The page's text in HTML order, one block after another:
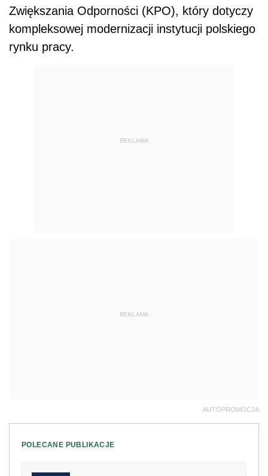
Zwiększania Odporności (KPO), który dotyczy
kompleksowej modernizacji instytucji polskiego
rynku pracy.
REKLAMA
REKLAMA
AUTOPROMOCJA
POLECANE PUBLIKACJE